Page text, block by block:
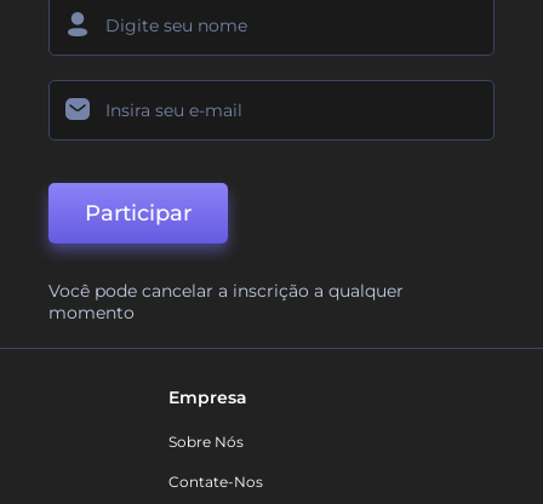
Participar
Você pode cancelar a inscrição a qualquer
momento
Empresa
Sobre Nós
Contate-Nos